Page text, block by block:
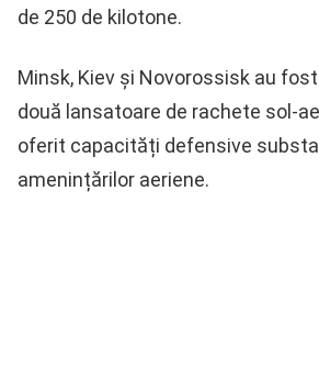
de 250 de kilotone.
Minsk, Kiev și Novorossisk au
două lansatoare de rachete sol-
oferit capacități defensive
amenințărilor aeriene.